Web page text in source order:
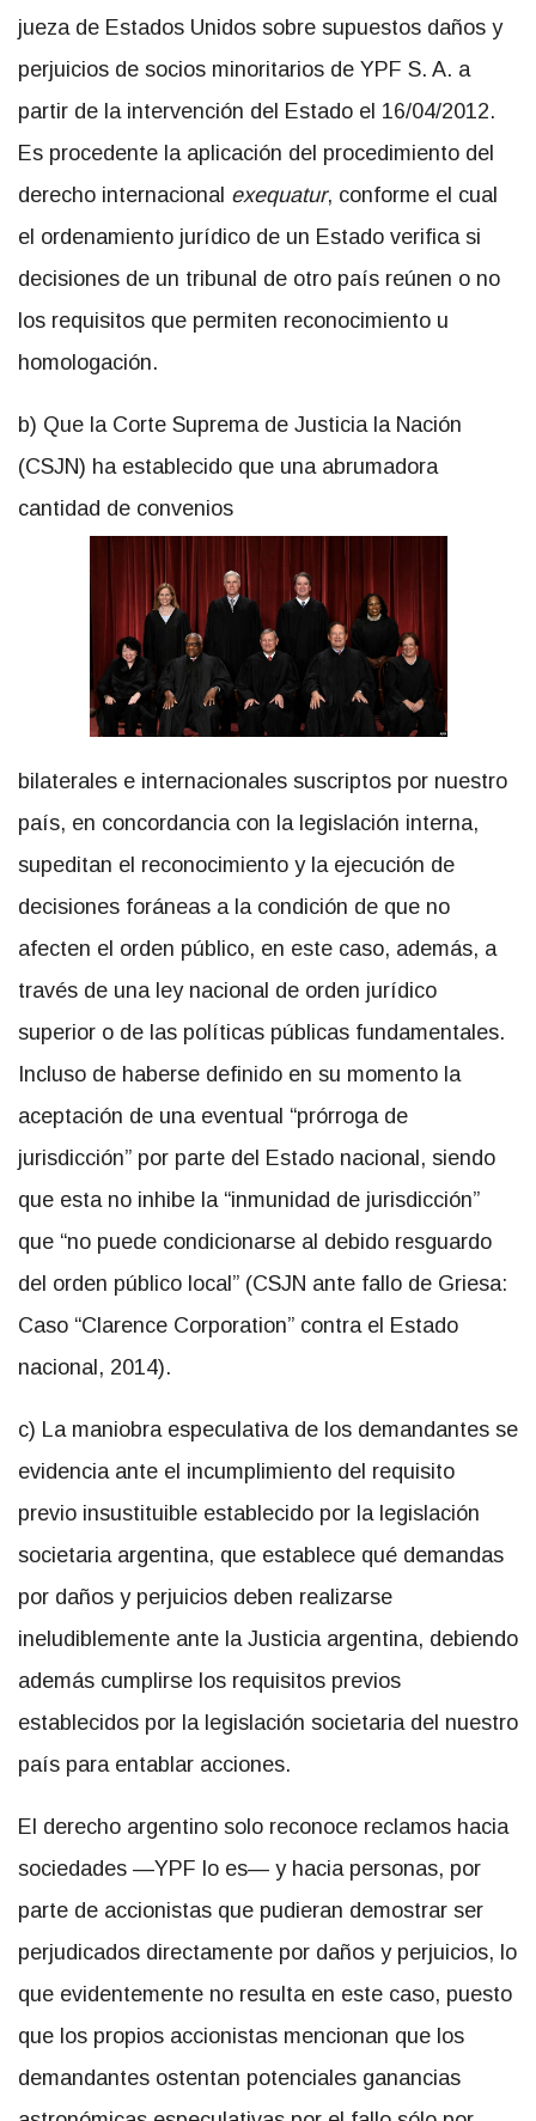
jueza de Estados Unidos sobre supuestos daños y
perjuicios de socios minoritarios de YPF S. A. a
partir de la intervención del Estado el 16/04/2012.
Es procedente la aplicación del procedimiento del
derecho internacional exequatur, conforme el cual
el ordenamiento jurídico de un Estado verifica si
decisiones de un tribunal de otro país reúnen o no
los requisitos que permiten reconocimiento u
homologación.
b) Que la Corte Suprema de Justicia la Nación
(CSJN) ha establecido que una abrumadora
cantidad de convenios
bilaterales e internacionales suscriptos por nuestro
país, en concordancia con la legislación interna,
supeditan el reconocimiento y la ejecución de
decisiones foráneas a la condición de que no
afecten el orden público, en este caso, además, a
través de una ley nacional de orden jurídico
superior o de las políticas públicas fundamentales.
Incluso de haberse definido en su momento la
aceptación de una eventual “prórroga de
jurisdicción” por parte del Estado nacional, siendo
que esta no inhibe la “inmunidad de jurisdicción”
que “no puede condicionarse al debido resguardo
del orden público local” (CSJN ante fallo de Griesa:
Caso “Clarence Corporation” contra el Estado
nacional, 2014).
c) La maniobra especulativa de los demandantes se
evidencia ante el incumplimiento del requisito
previo insustituible establecido por la legislación
societaria argentina, que establece qué demandas
por daños y perjuicios deben realizarse
ineludiblemente ante la Justicia argentina, debiendo
además cumplirse los requisitos previos
establecidos por la legislación societaria del nuestro
país para entablar acciones.
El derecho argentino solo reconoce reclamos hacia
sociedades —YPF lo es— y hacia personas, por
parte de accionistas que pudieran demostrar ser
perjudicados directamente por daños y perjuicios, lo
que evidentemente no resulta en este caso, puesto
que los propios accionistas mencionan que los
demandantes ostentan potenciales ganancias